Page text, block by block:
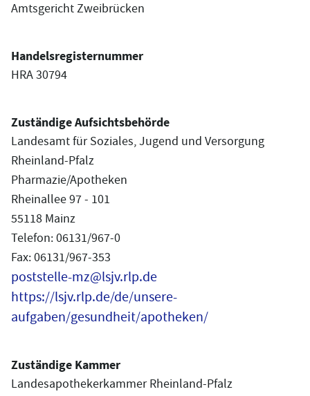
Amtsgericht Zweibrücken
Handelsregisternummer
HRA 30794
Zuständige Aufsichtsbehörde
Landesamt für Soziales, Jugend und Versorgung
Rheinland-Pfalz
Pharmazie/Apotheken
Rheinallee 97 - 101
55118 Mainz
Telefon: 06131/967-0
Fax: 06131/967-353
poststelle-mz@lsjv.rlp.de
https://lsjv.rlp.de/de/unsere-
aufgaben/gesundheit/apotheken/
Zuständige Kammer
Landesapothekerkammer Rheinland-Pfalz